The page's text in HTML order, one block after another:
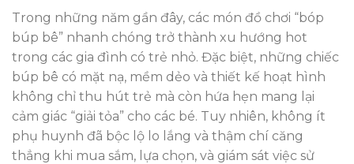
Trong những năm gần đây, các món đồ chơi “bóp
búp bê” nhanh chóng trở thành xu hướng hot
trong các gia đình có trẻ nhỏ. Đặc biệt, những chiếc
búp bê có mặt nạ, mềm dẻo và thiết kế hoạt hình
không chỉ thu hút trẻ mà còn hứa hẹn mang lại
cảm giác “giải tỏa” cho các bé. Tuy nhiên, không ít
phụ huynh đã bộc lộ lo lắng và thậm chí căng
thẳng khi mua sắm, lựa chọn, và giám sát việc sử